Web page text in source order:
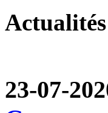
Actualités
23-07-